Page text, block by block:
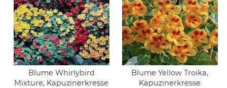
Blume Whirlybird
Mixture, Kapuzinerkresse
Blume Yellow Troika,
Kapuzinerkresse